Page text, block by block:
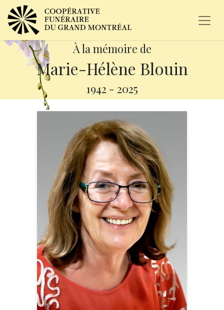
À la mémoire de
Marie-Hélène Blouin
1942 - 2025